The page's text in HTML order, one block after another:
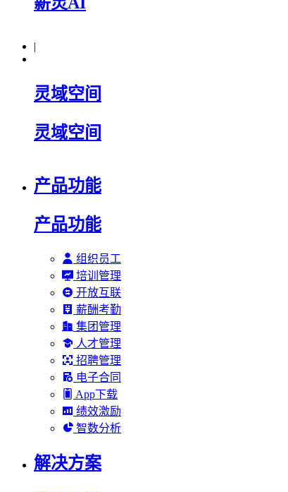
|
灵域空间
灵域空间
产品功能
产品功能
组织员工
培训管理
开放互联
薪酬考勤
集团管理
人才管理
招聘管理
电子合同
App下载
绩效激励
智数分析
解决方案